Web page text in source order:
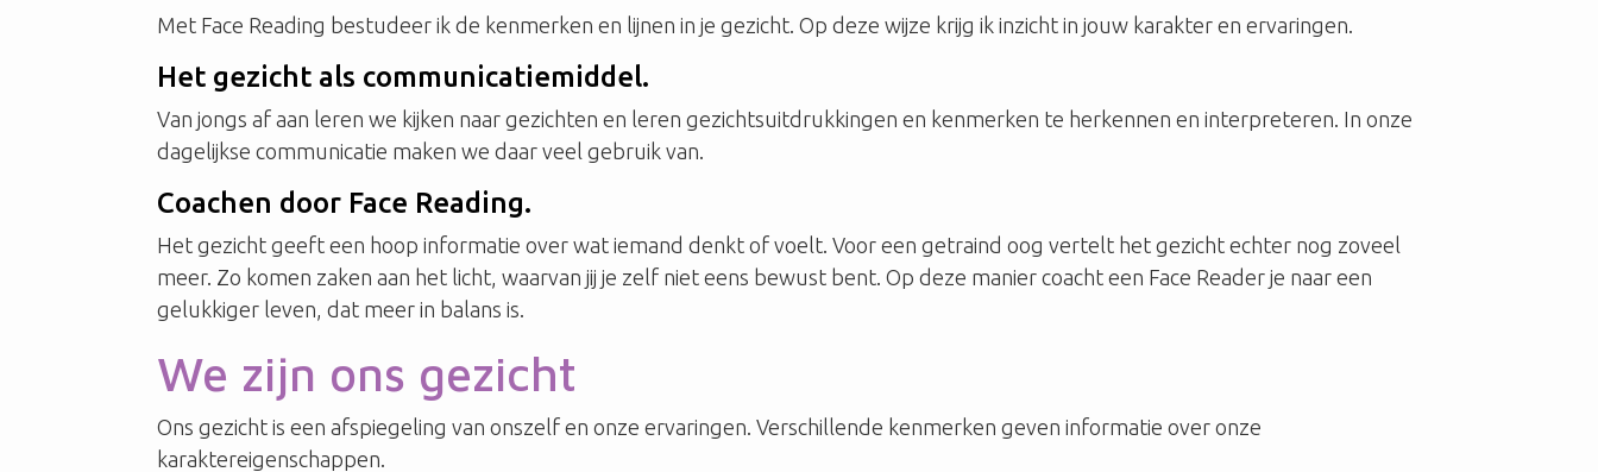
Met Face Reading bestudeer ik de kenmerken en lijnen in je gezicht. Op deze wijze krijg ik inzicht in jouw karakter en ervaringen.
Het gezicht als communicatiemiddel.
Van jongs af aan leren we kijken naar gezichten en leren gezichtsuitdrukkingen en kenmerken te herkennen en interpreteren. In onze
dagelijkse communicatie maken we daar veel gebruik van.
Coachen door Face Reading.
Het gezicht geeft een hoop informatie over wat iemand denkt of voelt. Voor een getraind oog vertelt het gezicht echter nog zoveel
meer. Zo komen zaken aan het licht, waarvan jij je zelf niet eens bewust bent. Op deze manier coacht een Face Reader je naar een
gelukkiger leven, dat meer in balans is.
We zijn ons gezicht
Ons gezicht is een afspiegeling van onszelf en onze ervaringen. Verschillende kenmerken geven informatie over onze
karaktereigenschappen.